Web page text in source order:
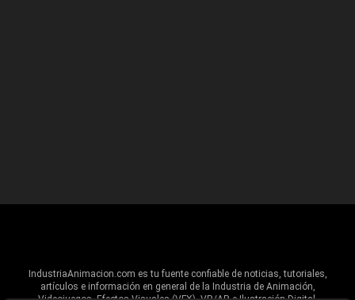
IndustriaAnimacion.com es tu fuente confiable de noticias, tutoriales,
artículos e información en general de la Industria de Animación,